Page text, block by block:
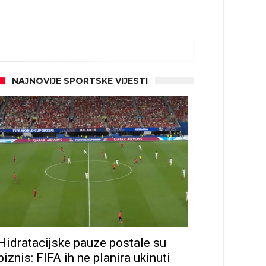
NAJNOVIJE SPORTSKE VIJESTI
pauze postale su
FIFA ih ne planira ukinuti